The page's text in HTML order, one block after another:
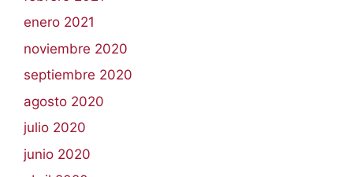
enero 2021
noviembre 2020
septiembre 2020
agosto 2020
julio 2020
junio 2020